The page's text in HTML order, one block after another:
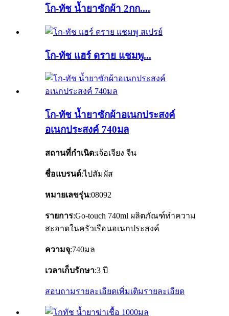
โก-ทัช น้ำยาซักผ้า 2กก....
โก-ทัช แฮร์ ดราย แชมพู...
โก-ทัช น้ำยาซักผ้าอเนกประสงค์
อเนกประสงค์ 740มล
สถานที่กำเนิด:เจ้อเจียง จีน
ชื่อแบรนด์:ไปสัมผัส
หมายเลขรุ่น:08092
รายการ:Go-touch 740ml ผลิตภัณฑ์ทำความ
สะอาดในครัวเรือนอเนกประสงค์
ความจุ:740มล
เวลาเก็บรักษา:3 ปี
สอบถามรายละเอียดเพิ่มเติมรายละเอียด